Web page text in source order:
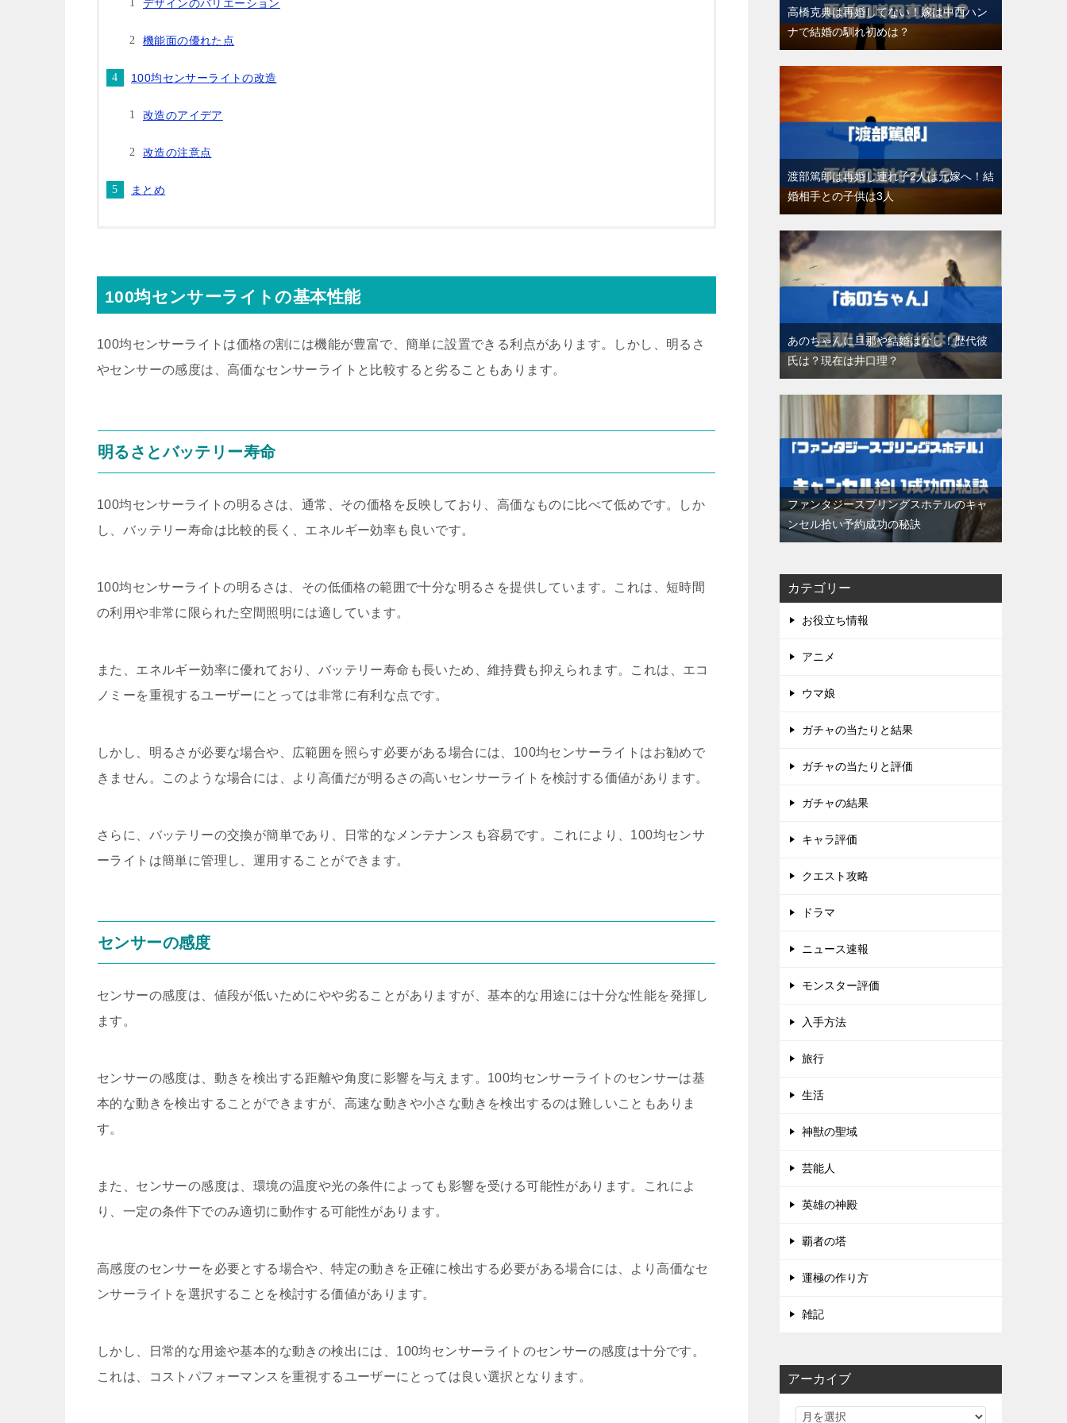
デザインのバリエーション
機能面の優れた点
100均センサーライトの改造
改造のアイデア
改造の注意点
まとめ
100均センサーライトの基本性能
100均センサーライトは価格の割には機能が豊富で、簡単に設置できる利点があります。しかし、明るさ
やセンサーの感度は、高価なセンサーライトと比較すると劣ることもあります。
明るさとバッテリー寿命
100均センサーライトの明るさは、通常、その価格を反映しており、高価なものに比べて低めです。しか
し、バッテリー寿命は比較的長く、エネルギー効率も良いです。
100均センサーライトの明るさは、その低価格の範囲で十分な明るさを提供しています。これは、短時間
の利用や非常に限られた空間照明には適しています。
また、エネルギー効率に優れており、バッテリー寿命も長いため、維持費も抑えられます。これは、エコ
ノミーを重視するユーザーにとっては非常に有利な点です。
しかし、明るさが必要な場合や、広範囲を照らす必要がある場合には、100均センサーライトはお勧めで
きません。このような場合には、より高価だが明るさの高いセンサーライトを検討する価値があります。
さらに、バッテリーの交換が簡単であり、日常的なメンテナンスも容易です。これにより、100均センサ
ーライトは簡単に管理し、運用することができます。
センサーの感度
センサーの感度は、値段が低いためにやや劣ることがありますが、基本的な用途には十分な性能を発揮し
ます。
センサーの感度は、動きを検出する距離や角度に影響を与えます。100均センサーライトのセンサーは基
本的な動きを検出することができますが、高速な動きや小さな動きを検出するのは難しいこともありま
す。
また、センサーの感度は、環境の温度や光の条件によっても影響を受ける可能性があります。これによ
り、一定の条件下でのみ適切に動作する可能性があります。
高感度のセンサーを必要とする場合や、特定の動きを正確に検出する必要がある場合には、より高価なセ
ンサーライトを選択することを検討する価値があります。
しかし、日常的な用途や基本的な動きの検出には、100均センサーライトのセンサーの感度は十分です。
これは、コストパフォーマンスを重視するユーザーにとっては良い選択となります。
高橋克典は再婚してない！嫁は中西ハン
ナで結婚の馴れ初めは？
渡部篤郎は再婚し連れ子2人は元嫁へ！結
婚相手との子供は3人
あのちゃんに旦那や結婚はなし！歴代彼
氏は？現在は井口理？
ファンタジースプリングスホテルのキャ
ンセル拾い予約成功の秘訣
カテゴリー
お役立ち情報
アニメ
ウマ娘
ガチャの当たりと結果
ガチャの当たりと評価
ガチャの結果
キャラ評価
クエスト攻略
ドラマ
ニュース速報
モンスター評価
入手方法
旅行
生活
神獣の聖域
芸能人
英雄の神殿
覇者の塔
運極の作り方
雑記
アーカイブ